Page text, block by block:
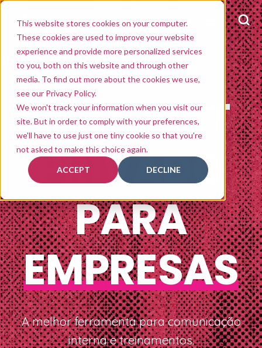
This website stores cookies on your computer.
These cookies are used to improve your website
experience and provide more personalized services
to you, both on this website and through other
media. To find out more about the cookies we use,
see our Privacy Policy.
We won't track your information when you visit our
site. But in order to comply with your preferences,
we'll have to use just one tiny cookie so that you're
not asked to make this choice again.
ACCEPT DECLINE
PODCAST
PRIVADO
PARA
EMPRESAS
A melhor ferramenta para comunicação
interna e treinamentos.